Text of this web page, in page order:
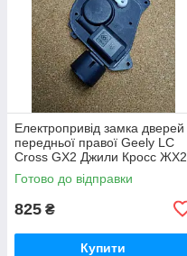
Електропривід замка дверей
передньої правої Geely LC
Cross GX2 Джили Кросс ЖХ2
Джилі ЛС Крос ГХ2
Готово до відправки
825 ₴
Купити